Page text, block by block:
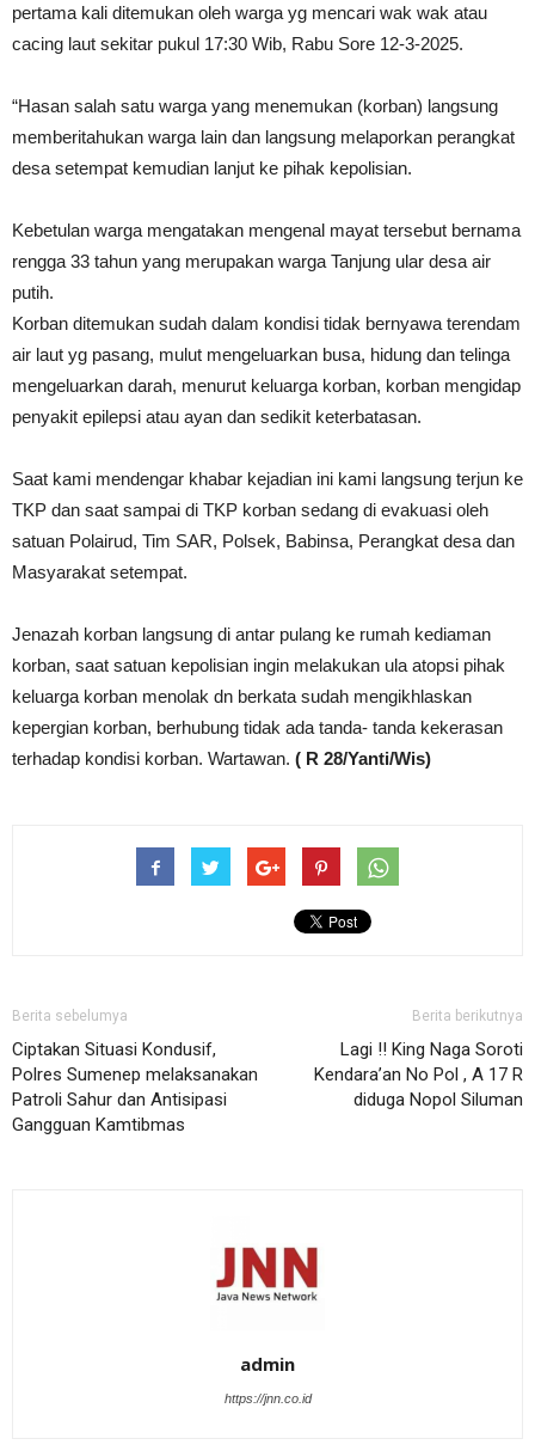
pertama kali ditemukan oleh warga yg mencari wak wak atau
cacing laut sekitar pukul 17:30 Wib, Rabu Sore 12-3-2025.
“Hasan salah satu warga yang menemukan (korban) langsung
memberitahukan warga lain dan langsung melaporkan perangkat
desa setempat kemudian lanjut ke pihak kepolisian.
Kebetulan warga mengatakan mengenal mayat tersebut bernama
rengga 33 tahun yang merupakan warga Tanjung ular desa air
putih.
Korban ditemukan sudah dalam kondisi tidak bernyawa terendam
air laut yg pasang, mulut mengeluarkan busa, hidung dan telinga
mengeluarkan darah, menurut keluarga korban, korban mengidap
penyakit epilepsi atau ayan dan sedikit keterbatasan.
Saat kami mendengar khabar kejadian ini kami langsung terjun ke
TKP dan saat sampai di TKP korban sedang di evakuasi oleh
satuan Polairud, Tim SAR, Polsek, Babinsa, Perangkat desa dan
Masyarakat setempat.
Jenazah korban langsung di antar pulang ke rumah kediaman
korban, saat satuan kepolisian ingin melakukan ula atopsi pihak
keluarga korban menolak dn berkata sudah mengikhlaskan
kepergian korban, berhubung tidak ada tanda- tanda kekerasan
terhadap kondisi korban. Wartawan. ( R 28/Yanti/Wis)
Berita sebelumya
Ciptakan Situasi Kondusif,
Polres Sumenep melaksanakan
Patroli Sahur dan Antisipasi
Gangguan Kamtibmas
Berita berikutnya
Lagi !! King Naga Soroti
Kendara’an No Pol , A 17 R
diduga Nopol Siluman
admin
https://jnn.co.id